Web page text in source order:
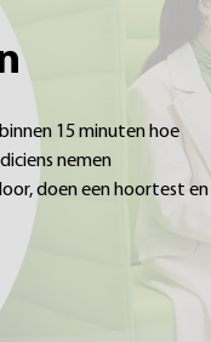
15 minuten hoe
nemen
doen een hoortest en